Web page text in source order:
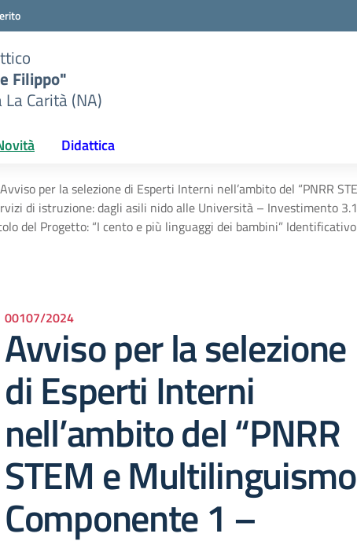
Filippo"
Carità (NA)
Didattica
Avviso per la selezione di Esperti Interni nell’ambito del “PNRR
di istruzione: dagli asili nido alle Università – Investimento
del Progetto: “I cento e più linguaggi dei bambini”
00107/2024
Avviso per la selezione
di Esperti Interni
nell’ambito del “PNRR
STEM e
Componente 1 –